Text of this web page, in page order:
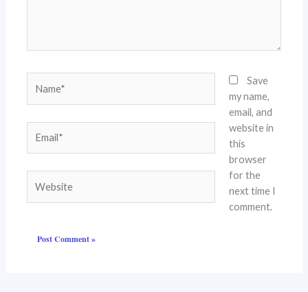
Save
my name,
email, and
website in
this
browser
for the
next time I
comment.